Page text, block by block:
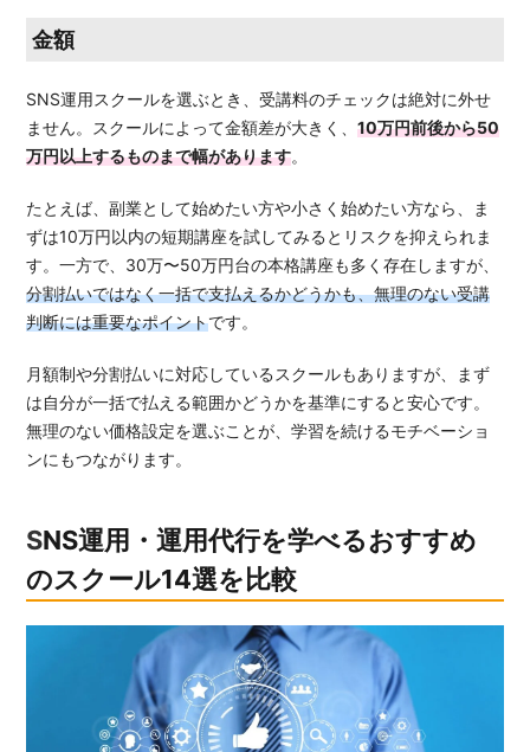
金額
SNS運用スクールを選ぶとき、受講料のチェックは絶対に外せ
ません。スクールによって金額差が大きく、10万円前後から50
万円以上するものまで幅があります。
たとえば、副業として始めたい方や小さく始めたい方なら、ま
ずは10万円以内の短期講座を試してみるとリスクを抑えられま
す。一方で、30万〜50万円台の本格講座も多く存在しますが、
分割払いではなく一括で支払えるかどうかも、無理のない受講
判断には重要なポイントです。
月額制や分割払いに対応しているスクールもありますが、まず
は自分が一括で払える範囲かどうかを基準にすると安心です。
無理のない価格設定を選ぶことが、学習を続けるモチベーショ
ンにもつながります。
SNS運用・運用代行を学べるおすすめ
のスクール14選を比較